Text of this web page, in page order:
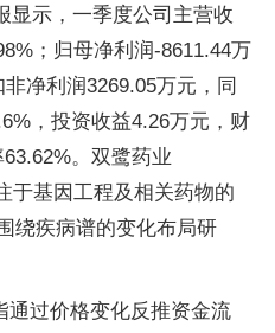
显示，一季度公司主营收
；归母净利润-8611.44万
净利润3269.05万元，同
，投资收益4.26万元，财
。双鹭药业
于基因工程及相关药物的
绕疾病谱的变化布局研
通过价格变化反推资金流